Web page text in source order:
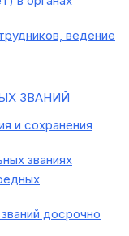
ведение
ЗВАНИЙ
и сохранения
званиях
досрочно